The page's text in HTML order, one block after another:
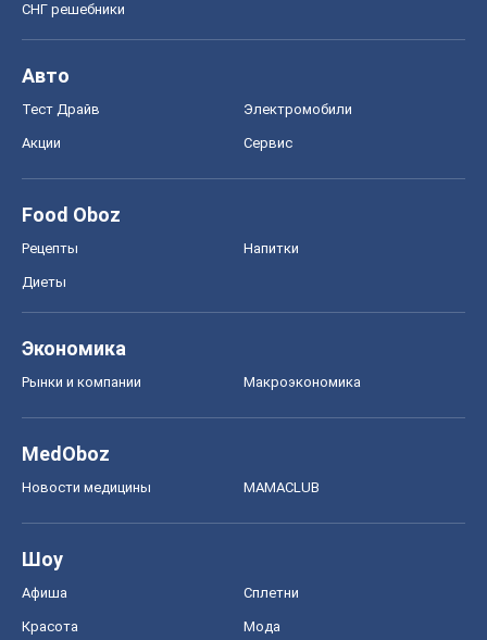
СНГ решебники
Авто
Тест Драйв Электромобили
Акции Сервис
Food Oboz
Рецепты Напитки
Диеты
Экономика
Рынки и компании Mакроэкономика
MedOboz
Новости медицины MAMACLUB
Шоу
Афиша Сплетни
Красота Мода